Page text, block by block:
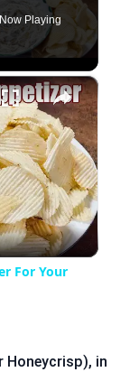
Now Playing
×
For Your
Honeycrisp), in